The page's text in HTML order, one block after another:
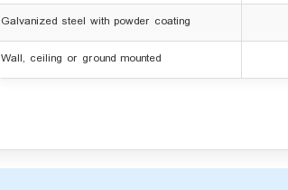
Galvanized steel with powder coating
Wall, ceiling or ground mounted